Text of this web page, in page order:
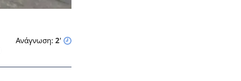
Ανάγνωση: 2'